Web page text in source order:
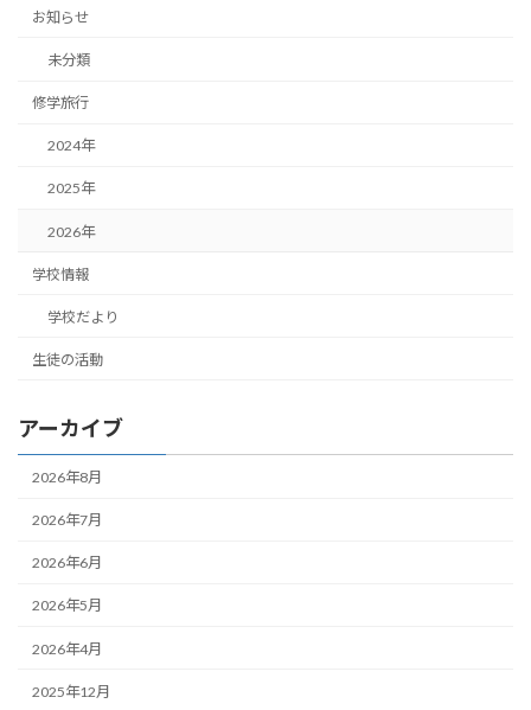
お知らせ
未分類
修学旅行
2024年
2025年
2026年
学校情報
学校だより
生徒の活動
アーカイブ
2026年8月
2026年7月
2026年6月
2026年5月
2026年4月
2025年12月